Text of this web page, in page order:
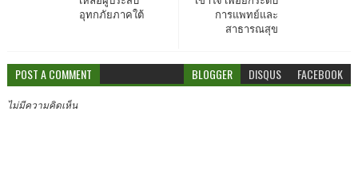
การแพทย์และ
สาธารณสุข
อุทกภัยภาคใต้
POST A COMMENT BLOGGER DISQUS FACEBOOK
ไม่มีความคิดเห็น